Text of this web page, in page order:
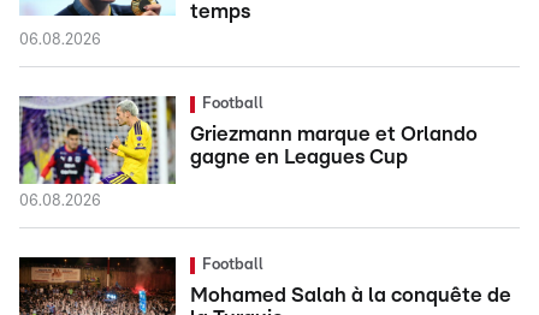
temps
06.08.2026
Football
Griezmann marque et Orlando
gagne en Leagues Cup
06.08.2026
Football
Mohamed Salah à la conquête de